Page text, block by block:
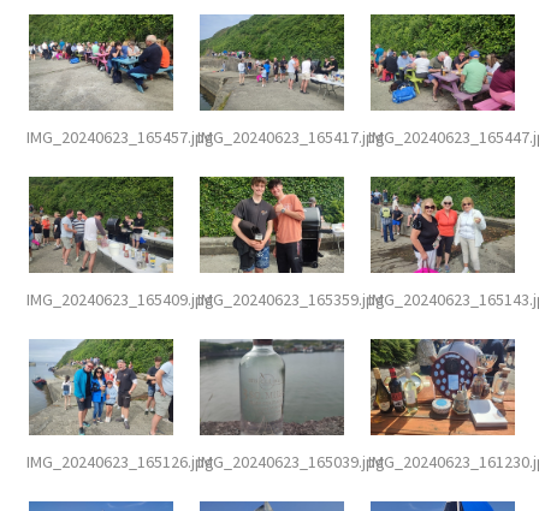
IMG_20240623_165457.jpgIMG_20240623_165417.jpg
IMG_20240623_165409.jpgIMG_20240623_165359.jpg
IMG_20240623_165126.jpgIMG_20240623_165039.jpg